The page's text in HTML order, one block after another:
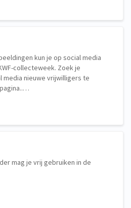
kun je op social media
collecteweek. Zoek je
media nieuwe vrijwilligers te
mag je vrij gebruiken in de